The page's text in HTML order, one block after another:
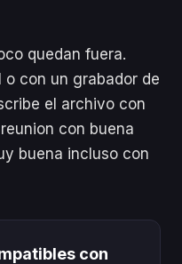
quedan fuera.
con un grabador de
el archivo con
con buena
buena incluso con
con